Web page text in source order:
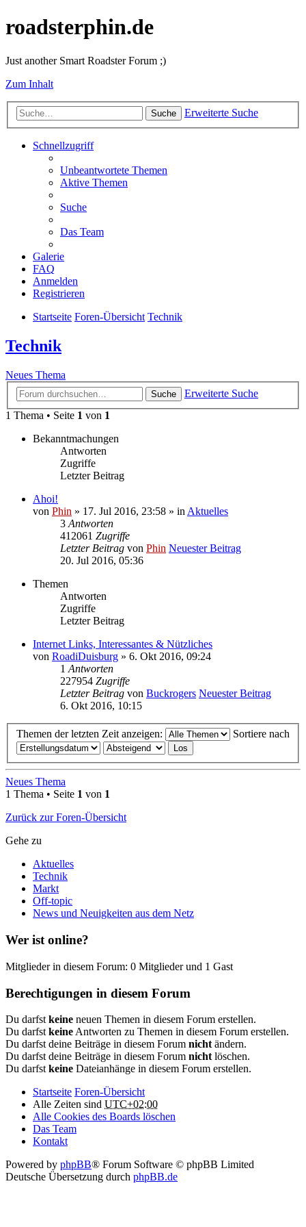
roadsterphin.de
Just another Smart Roadster Forum ;)
Zum Inhalt
Suche Erweiterte Suche
Schnellzugriff
Unbeantwortete Themen
Aktive Themen
Suche
Das Team
Galerie
FAQ
Anmelden
Registrieren
Startseite Foren-Übersicht Technik
Technik
Neues Thema
Suche
Erweiterte Suche
1 Thema • Seite 1 von 1
Bekanntmachungen
Antworten
Zugriffe
Letzter Beitrag
Ahoi!
von Phin » 17. Jul 2016, 23:58 » in Aktuelles
3 Antworten
412061 Zugriffe
Letzter Beitrag von Phin Neuester Beitrag
20. Jul 2016, 05:36
Themen
Antworten
Zugriffe
Letzter Beitrag
Internet Links, Interessantes & Nützliches
von RoadiDuisburg » 6. Okt 2016, 09:24
1 Antworten
227954 Zugriffe
Letzter Beitrag von Buckrogers Neuester Beitrag
6. Okt 2016, 10:15
Themen der letzten Zeit anzeigen: Sortiere nach
Neues Thema
1 Thema • Seite 1 von 1
Zurück zur Foren-Übersicht
Gehe zu
Aktuelles
Technik
Markt
Off-topic
News und Neuigkeiten aus dem Netz
Wer ist online?
Mitglieder in diesem Forum: 0 Mitglieder und 1 Gast
Berechtigungen in diesem Forum
Du darfst keine neuen Themen in diesem Forum erstellen.
Du darfst keine Antworten zu Themen in diesem Forum erstellen.
Du darfst deine Beiträge in diesem Forum nicht ändern.
Du darfst deine Beiträge in diesem Forum nicht löschen.
Du darfst keine Dateianhänge in diesem Forum erstellen.
Startseite Foren-Übersicht
Alle Zeiten sind UTC+02:00
Alle Cookies des Boards löschen
Das Team
Kontakt
Powered by phpBB® Forum Software © phpBB Limited
Deutsche Übersetzung durch phpBB.de